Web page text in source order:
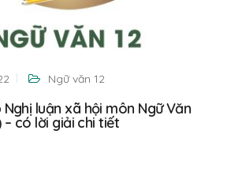
Ngữ văn 12
luận xã hội môn Ngữ Văn
– có lời giải chi tiết